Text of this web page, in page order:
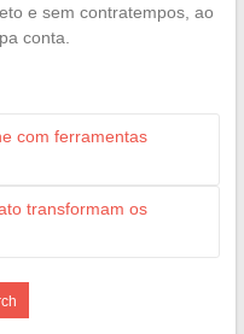
e sem contratempos, ao
conta.
com ferramentas
transformam os